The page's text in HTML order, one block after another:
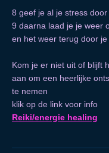
8 geef je al je stress
9 daarna laad je je weer
en het weer terug door
Kom je er niet uit of blijft
aan om een heerlijke
te nemen
klik op de link voor info
Reiki/energie healing